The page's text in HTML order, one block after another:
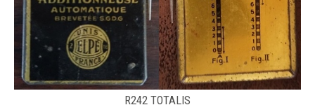
R242 TOTALIS